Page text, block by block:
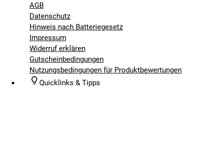
AGB
Datenschutz
Hinweis nach Batteriegesetz
Impressum
Widerruf erklären
Gutscheinbedingungen
Nutzungsbedingungen für Produktbewertungen
Quicklinks & Tipps